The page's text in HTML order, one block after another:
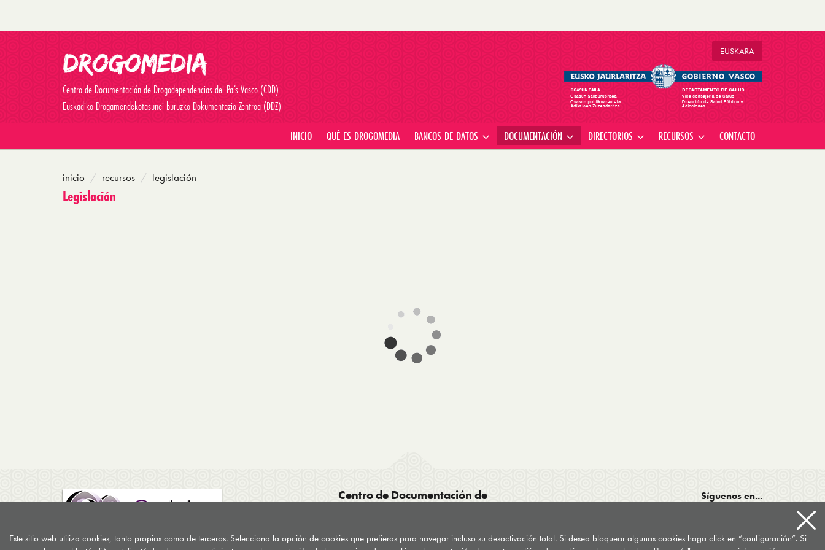
Centro de Documentación de Drogodependencias del País Vasco (CDD)
Euskadiko Drogamendekotasunei buruzko Dokumentazio Zentroa (DDZ)
EUSKARA
INICIO QUÉ ES DROGOMEDIA BANCOS DE DATOS DOCUMENTACIÓN DIRECTORIOS RECURSOS CONTACTO
inicio recursos legislación
Legislación
Centro de Documentación de
Drogodependencias del País Vasco CDD
20003 Donostia San Sebastián
Síguenos en...
Este sitio web utiliza cookies, tanto propias como de terceros. Selecciona la opción de cookies que prefieras para navegar incluso su desactivación total. Si desea bloquear algunas cookies haga click en “configuración”. Si